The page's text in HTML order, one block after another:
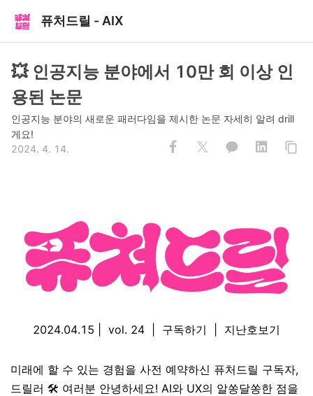
퓨처드릴 - AIX
💥 인공지능 분야에서 10만 회 이상 인
용된 논문
인공지능 분야의 새로운 패러다임을 제시한 논문 자세히 알려 drill
게요!
2024. 4. 14.
2024.04.15 | vol. 24 | 구독하기 지난호보기
미래에 할 수 있는 경험을 사전 예약하신 퓨처드릴 구독자,
드릴러 🛠️ 여러분 안녕하세요! AI와 UX의 알쏭달쏭한 점을